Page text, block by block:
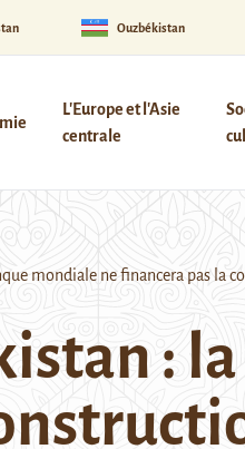
Ouzbékistan
L'Europe et l'Asie
centrale
mondiale ne financera pas la
: